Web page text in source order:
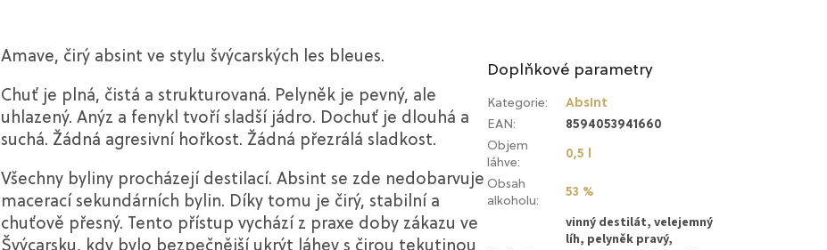
Amave, čirý absint ve stylu švýcarských les bleues.
Chuť je plná, čistá a strukturovaná. Pelyněk je pevný, ale
uhlazený. Anýz a fenykl tvoří sladší jádro. Dochuť je dlouhá a
suchá. Žádná agresivní hořkost. Žádná přezrálá sladkost.
Všechny byliny procházejí destilací. Absint se zde nedobarvuje
macerací sekundárních bylin. Díky tomu je čirý, stabilní a
chuťově přesný. Tento přístup vychází z praxe doby zákazu ve
Doplňkové parametry
Kategorie:
Absint
EAN:
8594053941660
Objem
láhve:
0,5 l
Obsah
alkoholu:
53 %
vinný destilát, velejemný
líh, pelyněk pravý,